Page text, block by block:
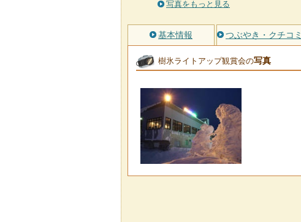
写真をもっと見る
基本情報 つぶやき・クチコミ
樹氷ライトアップ観賞会の写真